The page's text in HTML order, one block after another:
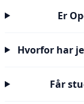
Er
Hvorfor har
Får